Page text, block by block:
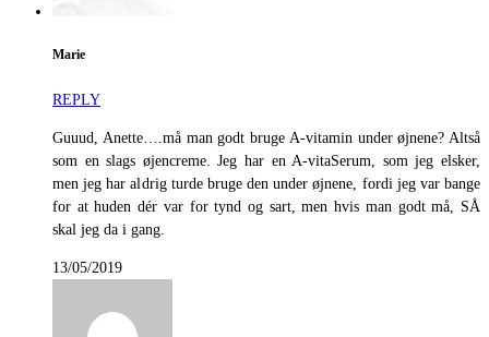
Marie
REPLY
Guuud, Anette….må man godt bruge A-vitamin under øjnene? Altså
som en slags øjencreme. Jeg har en A-vitaSerum, som jeg elsker,
men jeg har aldrig turde bruge den under øjnene, fordi jeg var bange
for at huden dér var for tynd og sart, men hvis man godt må, SÅ
skal jeg da i gang.
13/05/2019